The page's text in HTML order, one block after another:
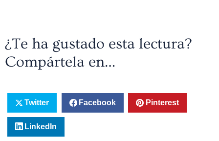
¿Te ha gustado esta lectura?
Compártela en…
Twitter Facebook Pinterest
LinkedIn